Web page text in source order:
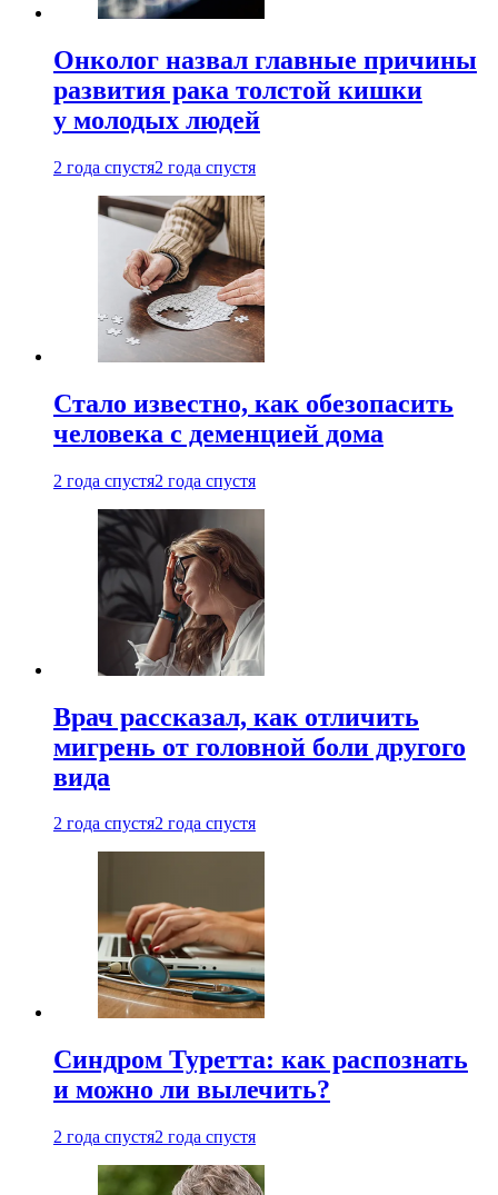
Онколог назвал главные причины
развития рака толстой кишки
у молодых людей
2 года спустя2 года спустя
Стало известно, как обезопасить
человека с деменцией дома
2 года спустя2 года спустя
Врач рассказал, как отличить
мигрень от головной боли другого
вида
2 года спустя2 года спустя
Синдром Туретта: как распознать
и можно ли вылечить?
2 года спустя2 года спустя